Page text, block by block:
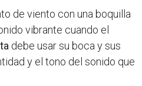
de viento con una boquilla
vibrante cuando el
debe usar su boca y sus
y el tono del sonido que